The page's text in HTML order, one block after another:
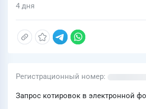
4 дня
Регистрационный номер
Запрос котировок в электронной